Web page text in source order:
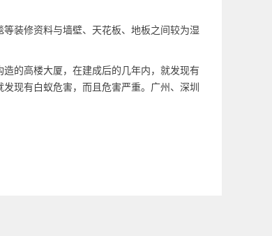
装修资料与墙壁、天花板、地板之间较为湿
的高楼大厦，在建成后的几年内，就发现有
现有白蚁危害，而且危害严重。广州、深圳